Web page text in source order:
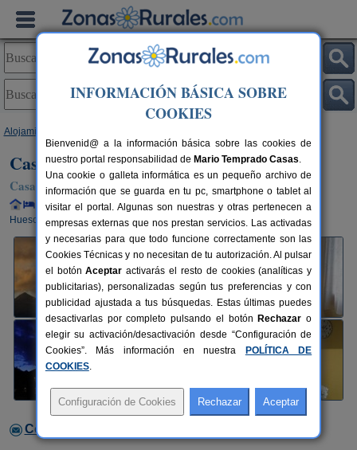
Alojamientos
Casa Rural Campacruz
Casa Rural en Puyarruego (Huesca)
Alquiler completo y por habitaciones 12 plazas
108 km de
Huesca
Contactar con el alojamiento
INFORMACIÓN BÁSICA SOBRE
COOKIES
Bienvenid@ a la información básica sobre las cookies de
nuestro portal responsabilidad de Mario Temprado Casas.
Una cookie o galleta informática es un pequeño archivo de
información que se guarda en tu pc, smartphone o tablet al
visitar el portal. Algunas son nuestras y otras pertenecen a
empresas externas que nos prestan servicios. Las activadas
y necesarias para que todo funcione correctamente son las
Cookies Técnicas y no necesitan de tu autorización. Al pulsar
el botónAceptar activarás el resto de cookies (analíticas y
publicitarias), personalizadas según tus preferencias y con
publicidad ajustada a tus búsquedas. Estas últimas puedes
desactivarlas por completo pulsando el botón Rechazar o
elegir su activación/desactivación desde “Configuración de
Cookies”. Más información en nuestra
POLÍTICA DE
COOKIES.